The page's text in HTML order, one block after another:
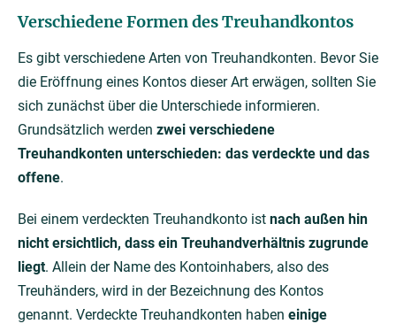
Verschiedene Formen des Treuhandkontos
Es gibt verschiedene Arten von Treuhandkonten. Bevor Sie
die Eröffnung eines Kontos dieser Art erwägen, sollten Sie
sich zunächst über die Unterschiede informieren.
Grundsätzlich werden zwei verschiedene
Treuhandkonten unterschieden: das verdeckte und das
offene.
Bei einem verdeckten Treuhandkonto ist nach außen hin
nicht ersichtlich, dass ein Treuhandverhältnis zugrunde
liegt. Allein der Name des Kontoinhabers, also des
Treuhänders, wird in der Bezeichnung des Kontos
genannt. Verdeckte Treuhandkonten haben einige